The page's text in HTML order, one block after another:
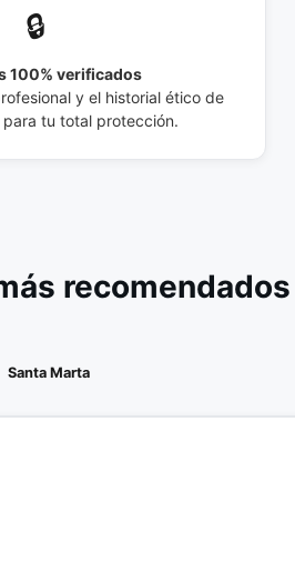
🔒
100% verificados
y el historial ético de
tu total protección.
Santa Marta